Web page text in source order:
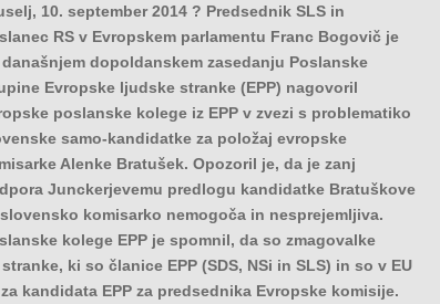
10. september 2014 ? Predsednik SLS in
RS v Evropskem parlamentu Franc Bogovič je
današnjem dopoldanskem zasedanju Poslanske
Evropske ljudske stranke (EPP) nagovoril
poslanske kolege iz EPP v zvezi s problematiko
samo-kandidatke za položaj evropske
Alenke Bratušek. Opozoril je, da je zanj
Junckerjevemu predlogu kandidatke Bratuškove
komisarko nemogoča in nesprejemljiva.
kolege EPP je spomnil, da so zmagovalke
ki so članice EPP (SDS, NSi in SLS) in so v EU
kandidata EPP za predsednika Evropske komisije.